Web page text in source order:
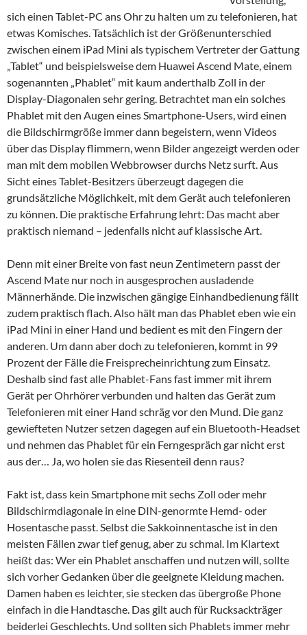
sich einen Tablet-PC ans Ohr zu halten um zu telefonieren, hat
etwas Komisches. Tatsächlich ist der Größenunterschied
zwischen einem iPad Mini als typischem Vertreter der Gattung
„Tablet“ und beispielsweise dem Huawei Ascend Mate, einem
sogenannten „Phablet“ mit kaum anderthalb Zoll in der
Display-Diagonalen sehr gering. Betrachtet man ein solches
Phablet mit den Augen eines Smartphone-Users, wird einen
die Bildschirmgröße immer dann begeistern, wenn Videos
über das Display flimmern, wenn Bilder angezeigt werden oder
man mit dem mobilen Webbrowser durchs Netz surft. Aus
Sicht eines Tablet-Besitzers überzeugt dagegen die
grundsätzliche Möglichkeit, mit dem Gerät auch telefonieren
zu können. Die praktische Erfahrung lehrt: Das macht aber
praktisch niemand – jedenfalls nicht auf klassische Art.
Denn mit einer Breite von fast neun Zentimetern passt der
Ascend Mate nur noch in ausgesprochen ausladende
Männerhände. Die inzwischen gängige Einhandbedienung fällt
zudem praktisch flach. Also hält man das Phablet eben wie ein
iPad Mini in einer Hand und bedient es mit den Fingern der
anderen. Um dann aber doch zu telefonieren, kommt in 99
Prozent der Fälle die Freisprecheinrichtung zum Einsatz.
Deshalb sind fast alle Phablet-Fans fast immer mit ihrem
Gerät per Ohrhörer verbunden und halten das Gerät zum
Telefonieren mit einer Hand schräg vor den Mund. Die ganz
gewiefteten Nutzer setzen dagegen auf ein Bluetooth-Headset
und nehmen das Phablet für ein Ferngespräch gar nicht erst
aus der… Ja, wo holen sie das Riesenteil denn raus?
Fakt ist, dass kein Smartphone mit sechs Zoll oder mehr
Bildschirmdiagonale in eine DIN-genormte Hemd- oder
Hosentasche passt. Selbst die Sakkoinnentasche ist in den
meisten Fällen zwar tief genug, aber zu schmal. Im Klartext
heißt das: Wer ein Phablet anschaffen und nutzen will, sollte
sich vorher Gedanken über die geeignete Kleidung machen.
Damen haben es leichter, sie stecken das übergroße Phone
einfach in die Handtasche. Das gilt auch für Rucksackträger
beiderlei Geschlechts. Und sollten sich Phablets immer mehr